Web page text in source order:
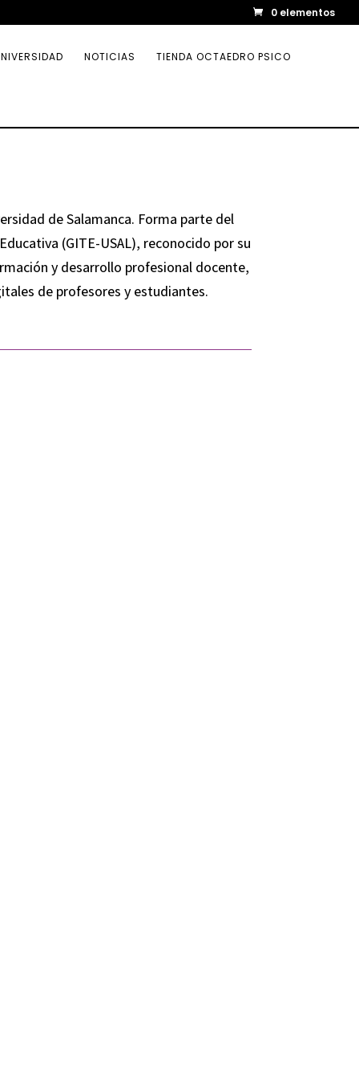
0 elementos
NOTICIAS TIENDA OCTAEDRO PSICO
de Salamanca. Forma parte del
(GITE-USAL), reconocido por su
y desarrollo profesional docente,
de profesores y estudiantes.